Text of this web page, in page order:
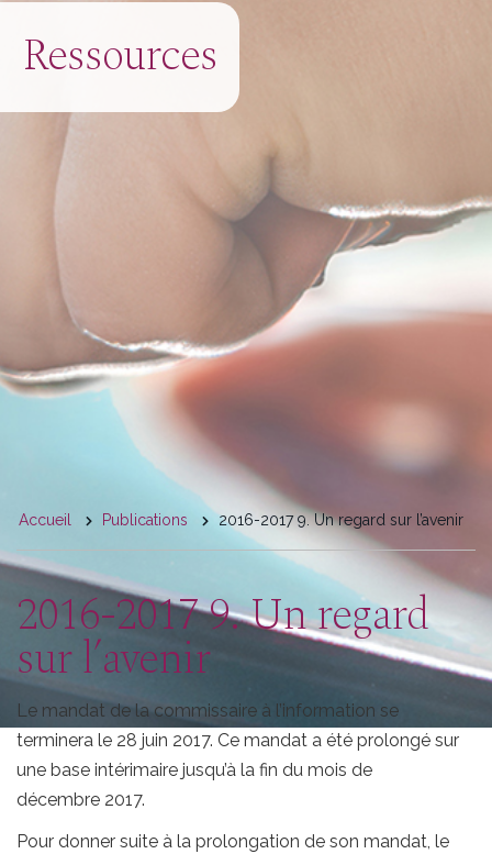
Ressources
You
are
here
Accueil Publications 2016-2017 9. Un regard sur l’avenir
2016-2017 9. Un regard
sur l’avenir
Le mandat de la commissaire à l’information se
terminera le 28 juin 2017. Ce mandat a été prolongé sur
une base intérimaire jusqu’à la fin du mois de
décembre 2017.
Pour donner suite à la prolongation de son mandat, le